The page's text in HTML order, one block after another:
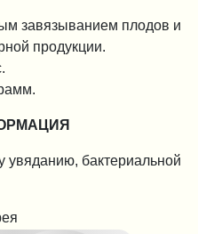
завязыванием плодов и
продукции.
увяданию, бактериальной